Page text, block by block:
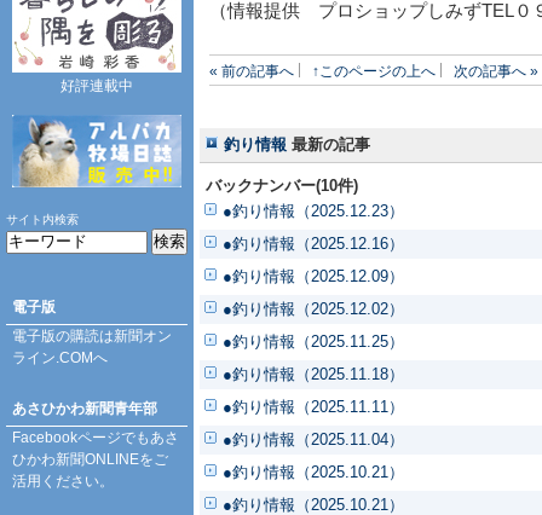
（情報提供 プロショップしみずTEL
« 前の記事へ ↑このページの上へ 次の記事へ »
釣り情報 最新の記事
バックナンバー(10件)
●釣り情報（2025.12.23）
●釣り情報（2025.12.16）
●釣り情報（2025.12.09）
●釣り情報（2025.12.02）
●釣り情報（2025.11.25）
●釣り情報（2025.11.18）
●釣り情報（2025.11.11）
●釣り情報（2025.11.04）
●釣り情報（2025.10.21）
●釣り情報（2025.10.21）
好評連載中
サイト内検索
電子版
電子版の購読は新聞オン
ライン.COMへ
あさひかわ新聞青年部
Facebookページでもあさ
ひかわ新聞ONLINEをご
活用ください。